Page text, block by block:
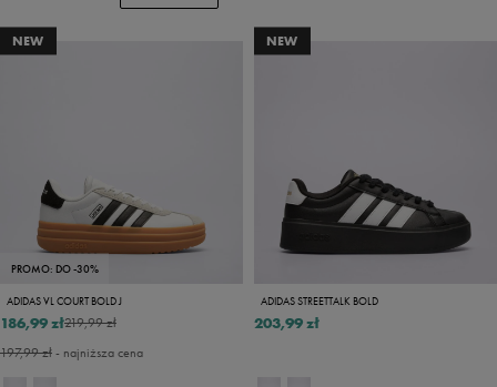
NEW
PROMO: DO -30%
ADIDAS VL COURT BOLD J
219,99 zł
186,99 zł
197,99 zł- najniższa cena
NEW
ADIDAS STREETTALK BOLD
203,99 zł